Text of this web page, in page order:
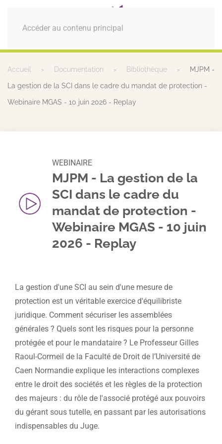
Accéder au contenu principal
MENU
Accueil Documentation Bibliothèque MJPM -
La gestion de la SCI dans le cadre du mandat de protection -
Webinaire MGAS - 10 juin 2026 - Replay
WEBINAIRE
MJPM - La gestion de la
SCI dans le cadre du
mandat de protection -
Webinaire MGAS - 10 juin
2026 - Replay
La gestion d'une SCI au sein d'une mesure de
protection est un véritable exercice d'équilibriste
juridique. Comment sécuriser les assemblées
générales ? Quels sont les risques pour la personne
protégée et pour le mandataire ? Le Professeur Gilles
Raoul-Cormeil de la Faculté de Droit de l’Université de
Caen Normandie explique les interactions complexes
entre le droit des sociétés et les règles de la protection
des majeurs : du rôle de l'associé protégé aux pouvoirs
du gérant sous tutelle, en passant par les autorisations
indispensables du Juge.